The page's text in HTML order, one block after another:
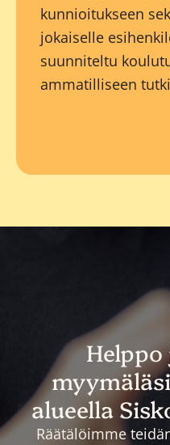
kunnioitukseen
jokaiselle
suunniteltu
ammatilliseen
alueella
Räätälöimme